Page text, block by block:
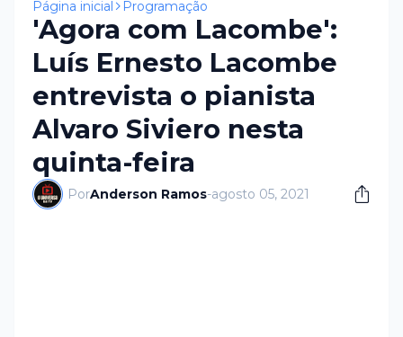
Página inicial Programação
'Agora com Lacombe':
Luís Ernesto Lacombe
entrevista o pianista
Alvaro Siviero nesta
quinta-feira
PorAnderson Ramos-agosto 05, 2021